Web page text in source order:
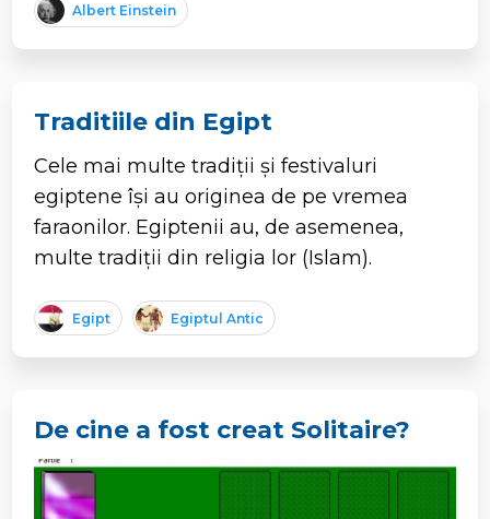
Albert Einstein
Traditiile din Egipt
Cele mai multe tradiții și festivaluri
egiptene își au originea de pe vremea
faraonilor. Egiptenii au, de asemenea,
multe tradiții din religia lor (Islam).
Egipt Egiptul Antic
De cine a fost creat Solitaire?